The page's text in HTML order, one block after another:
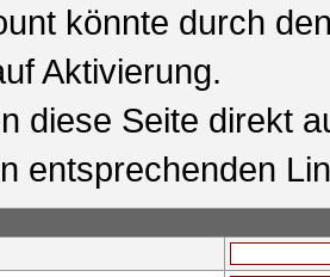
könnte durch
Aktivierung.
diese Seite direkt
entsprechenden